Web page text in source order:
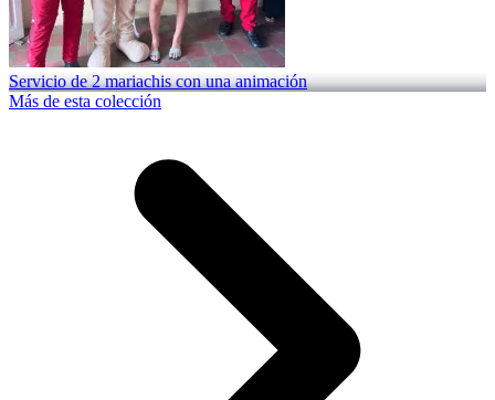
Servicio de 2 mariachis con una animación
Más de esta colección